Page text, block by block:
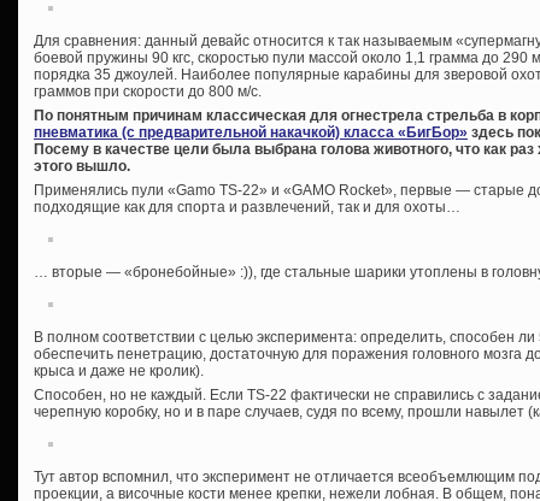
Для сравнения: данный девайс относится к так называемым
боевой пружины 90 кгс, скоростью пули массой около 1,1 грамма до 290
порядка 35 джоулей. Наиболее популярные карабины для зверовой
граммов при скорости до 800 м/с.
По понятным причинам классическая для огнестрела стрельба в
пневматика (с предварительной накачкой) класса «БигБор» здесь
Посему в качестве цели была выбрана голова животного, что как
этого вышло.
Применялись пули «Gamo TS-22» и «GAMO Rocket», первые — старые
подходящие как для спорта и развлечений, так и для охоты…
… вторые — «бронебойные» :)), где стальные шарики утоплены в
В полном соответствии с целью эксперимента: определить, способен
обеспечить пенетрацию, достаточную для поражения головного мозга
крыса и даже не кролик).
Способен, но не каждый. Если TS-22 фактически не справились с
черепную коробку, но и в паре случаев, судя по всему, прошли навылет
Тут автор вспомнил, что эксперимент не отличается всеобъемлющим
проекции, а височные кости менее крепки, нежели лобная. В общем,